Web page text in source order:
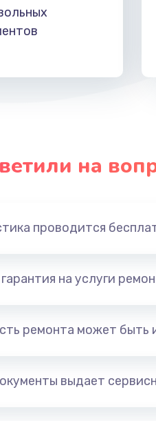
на
проводится
на услуги
ремонта может быть
выдает